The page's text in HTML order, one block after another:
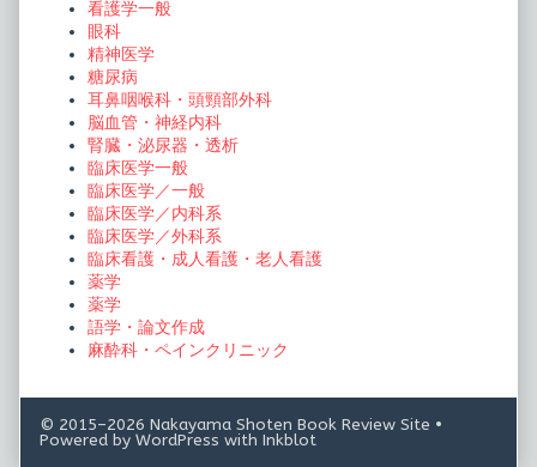
看護学一般
眼科
精神医学
糖尿病
耳鼻咽喉科・頭頸部外科
脳血管・神経内科
腎臓・泌尿器・透析
臨床医学一般
臨床医学／一般
臨床医学／内科系
臨床医学／外科系
臨床看護・成人看護・老人看護
薬学
薬学
語学・論文作成
麻酔科・ペインクリニック
© 2015–2026 Nakayama Shoten Book Review Site •
Powered by WordPress with Inkblot